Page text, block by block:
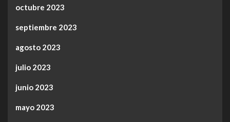
octubre 2023
septiembre 2023
agosto 2023
julio 2023
junio 2023
mayo 2023